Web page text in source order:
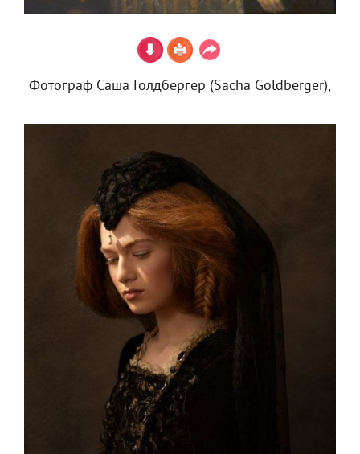
Фотограф Саша Голдбергер (Sacha Goldberger),